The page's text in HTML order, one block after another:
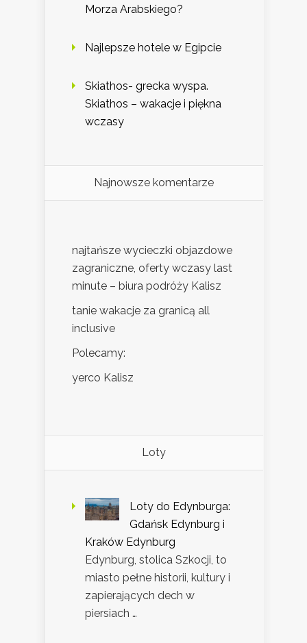
Morza Arabskiego?
Najlepsze hotele w Egipcie
Skiathos- grecka wyspa.
Skiathos – wakacje i piękna
wczasy
Najnowsze komentarze
najtańsze wycieczki objazdowe
zagraniczne, oferty wczasy last
minute – biura podróży Kalisz
tanie wakacje za granicą all
inclusive
Polecamy:
yerco Kalisz
Loty
Loty do Edynburga:
Gdańsk Edynburg i
Kraków Edynburg
Edynburg, stolica Szkocji, to
miasto pełne historii, kultury i
zapierających dech w
piersiach …